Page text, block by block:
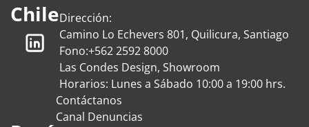
ChileDirección:
Camino Lo Echevers 801, Quilicura, Santiago
Fono:+562 2592 8000
Las Condes Design, Showroom
Horarios: Lunes a Sábado 10:00 a 19:00 hrs.
Contáctanos
Canal Denuncias